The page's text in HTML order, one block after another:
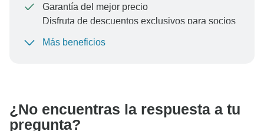
Garantía del mejor precio
Disfruta de descuentos exclusivos para socios
Más beneficios
¿No encuentras la respuesta a tu
pregunta?